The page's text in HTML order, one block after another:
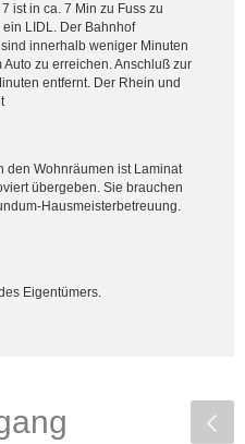
ist in ca. 7 Min zu Fuss zu
LIDL. Der Bahnhof
innerhalb weniger Minuten
zu erreichen. Anschluß zur
entfernt. Der Rhein und
den Wohnräumen ist Laminat
übergeben. Sie brauchen
Hausmeisterbetreuung.
Eigentümers.